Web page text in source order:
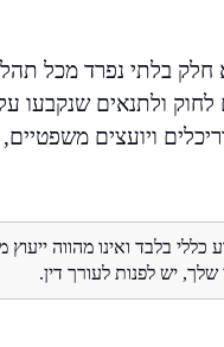
חלק בלתי נפרד מכל
ולתנאים שנקבעו
ויועצים
בלבד ואינו מהווה
יש לפנות לעורך דין.